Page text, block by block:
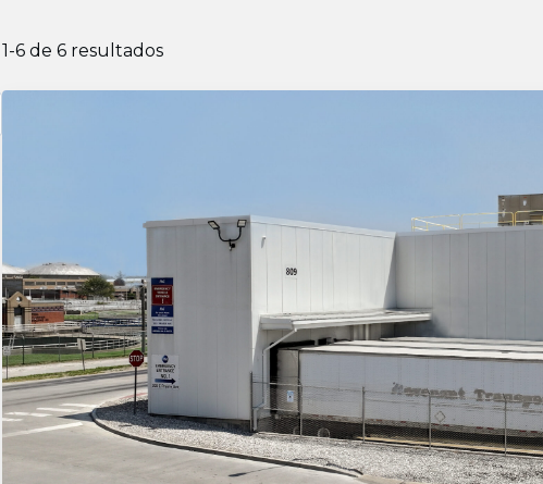
1-6 de 6 resultados